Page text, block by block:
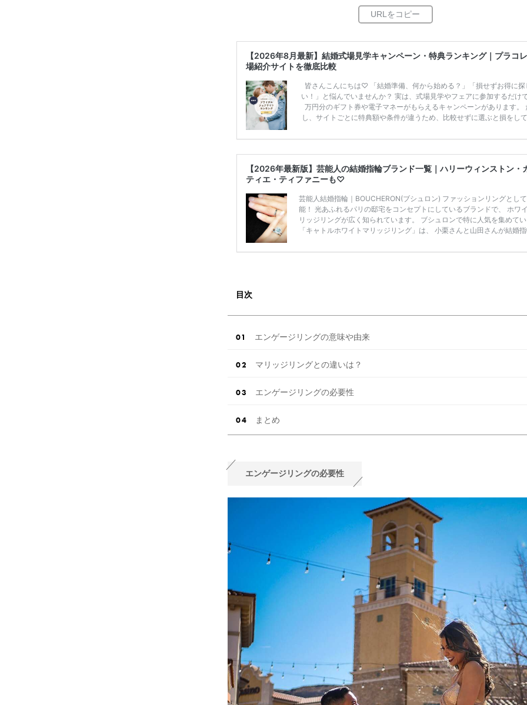
【2026年8月最新】結婚式場見学キャンペーン・特典ランキング｜プラコ
場紹介サイトを徹底比較
皆さんこんにちは♡ 「結婚準備、何から始める？」「損せずお得に探
い！」と悩んでいませんか？ 実は、式場見学やフェアに参加するだけ
万円分のギフト券や電子マネーがもらえるキャンペーンがあります。
し、サイトごとに特典額や条件が違うため、比較せずに選ぶと損をし
ンペーン特典ランキングを公開！ 比較サイト：プラコレ、ゼクシィ、
補を絞れる「ウェディング診断」か、体験型 […] 続きを読む
【2026年最新版】芸能人の結婚指輪ブランド一覧｜ハリーウィンストン・
ティエ・ティファニーも♡
芸能人結婚指輪｜BOUCHERON(ブシュロン) ファッションリングとし
能！ 光あふれるパリの邸宅をコンセプトにしているブランドで、 ホワ
リッジリングが広く知られています。 ブシュロンで特に人気を集めて
「キャトルホワイトマリッジリング」は、 小栗さんと山田さんが結婚指
気となっているのです。 その相場は、10～30万円ほどとなっています
目次
エンゲージリングの意味や由来
マリッジリングとの違いは？
エンゲージリングの必要性
まとめ
エンゲージリングの必要性